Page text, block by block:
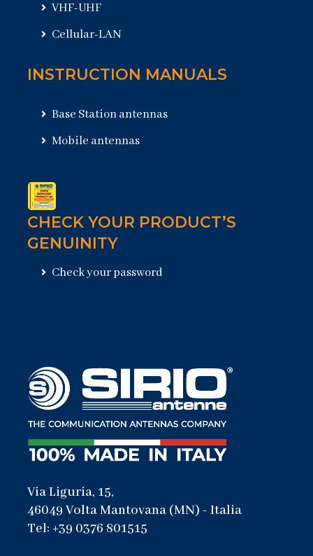
VHF-UHF
Cellular-LAN
INSTRUCTION MANUALS
Base Station antennas
Mobile antennas
CHECK YOUR PRODUCT’S
GENUINITY
Check your password
Via Liguria, 15,
46049 Volta Mantovana (MN) - Italia
Tel: +39 0376 801515